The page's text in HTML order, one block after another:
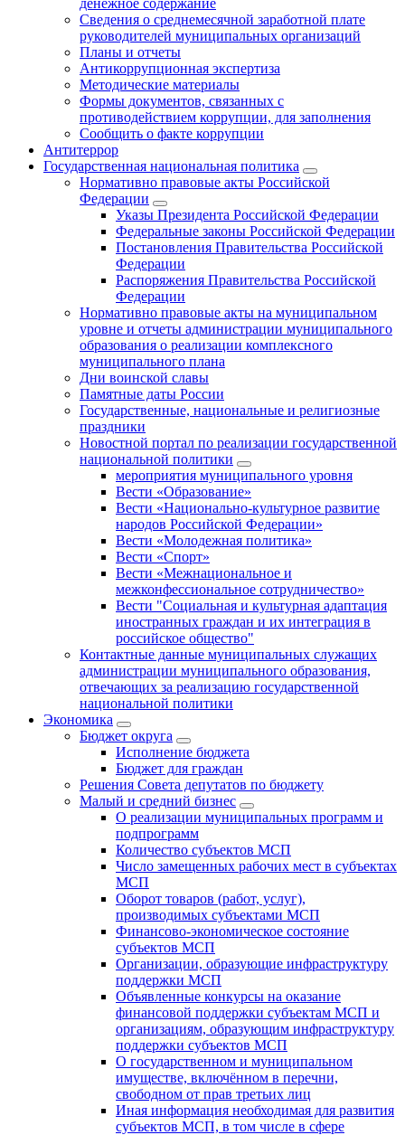
денежное содержание
Сведения о среднемесячной заработной плате
руководителей муниципальных организаций
Планы и отчеты
Антикоррупционная экспертиза
Методические материалы
Формы документов, связанных с
противодействием коррупции, для заполнения
Сообщить о факте коррупции
Антитеррор
Государственная национальная политика
Нормативно правовые акты Российской
Федерации
Указы Президента Российской Федерации
Федеральные законы Российской Федерации
Постановления Правительства Российской
Федерации
Распоряжения Правительства Российской
Федерации
Нормативно правовые акты на муниципальном
уровне и отчеты администрации муниципального
образования о реализации комплексного
муниципального плана
Дни воинской славы
Памятные даты России
Государственные, национальные и религиозные
праздники
Новостной портал по реализации государственной
национальной политики
мероприятия муниципального уровня
Вести «Образование»
Вести «Национально-культурное развитие
народов Российской Федерации»
Вести «Молодежная политика»
Вести «Спорт»
Вести «Межнациональное и
межконфессиональное сотрудничество»
Вести "Социальная и культурная адаптация
иностранных граждан и их интеграция в
российское общество"
Контактные данные муниципальных служащих
администрации муниципального образования,
отвечающих за реализацию государственной
национальной политики
Экономика
Бюджет округa
Исполнение бюджета
Бюджет для граждан
Решения Совета депутатов по бюджету
Малый и средний бизнес
О реализации муниципальных программ и
подпрограмм
Количество субъектов МСП
Число замещенных рабочих мест в субъектах
МСП
Оборот товаров (работ, услуг),
производимых субъектами МСП
Финансово-экономическое состояние
субъектов МСП
Организации, образующие инфраструктуру
поддержки МСП
Объявленные конкурсы на оказание
финансовой поддержки субъектам МСП и
организациям, образующим инфраструктуру
поддержки субъектов МСП
О государственном и муниципальном
имуществе, включённом в перечни,
свободном от прав третьих лиц
Иная информация необходимая для развития
субъектов МСП, в том числе в сфере